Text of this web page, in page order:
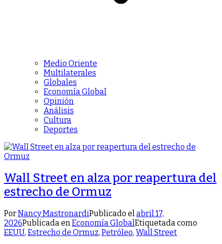
Medio Oriente
Multilaterales
Globales
Economía Global
Opinión
Análisis
Cultura
Deportes
Wall Street en alza por reapertura del
estrecho de Ormuz
PorNancy MastronardiPublicado elabril 17,
2026Publicada enEconomía GlobalEtiquetada como
EEUU, Estrecho de Ormuz, Petróleo, Wall Street